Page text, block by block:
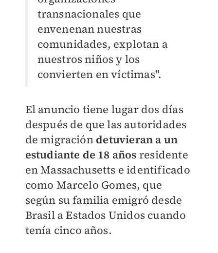
transnacionales que
envenenan nuestras
comunidades, explotan a
nuestros niños y los
convierten en víctimas".
El anuncio tiene lugar dos días
después de que las autoridades
de migración detuvieran a un
estudiante de 18 años residente
en Massachusetts e identificado
como Marcelo Gomes, que
según su familia emigró desde
Brasil a Estados Unidos cuando
tenía cinco años.